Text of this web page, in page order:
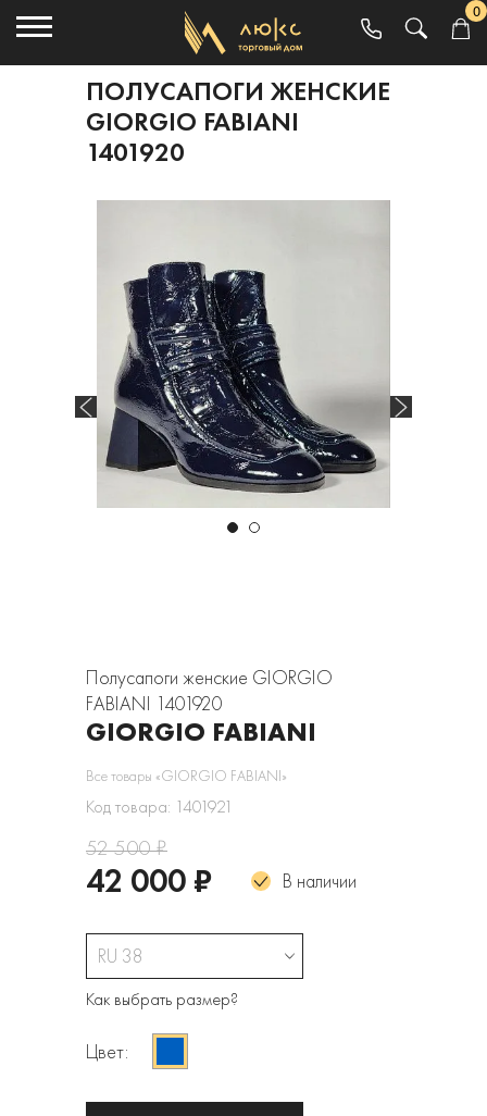
0
ПОЛУСАПОГИ ЖЕНСКИЕ
GIORGIO FABIANI
1401920
Полусапоги женские GIORGIO
FABIANI 1401920
GIORGIO FABIANI
Все товары «GIORGIO FABIANI»
Код товара: 1401921
52 500 ₽
42 000 ₽ В наличии
RU 38
Как выбрать размер?
Цвет: